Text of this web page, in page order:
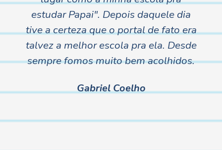
disponíveis; A escola também nos
proporciona segurança, pois tem
uma estrutura totalmente preparada
para os pequenos, além da
alimentos saudáveis e fresquinhos.